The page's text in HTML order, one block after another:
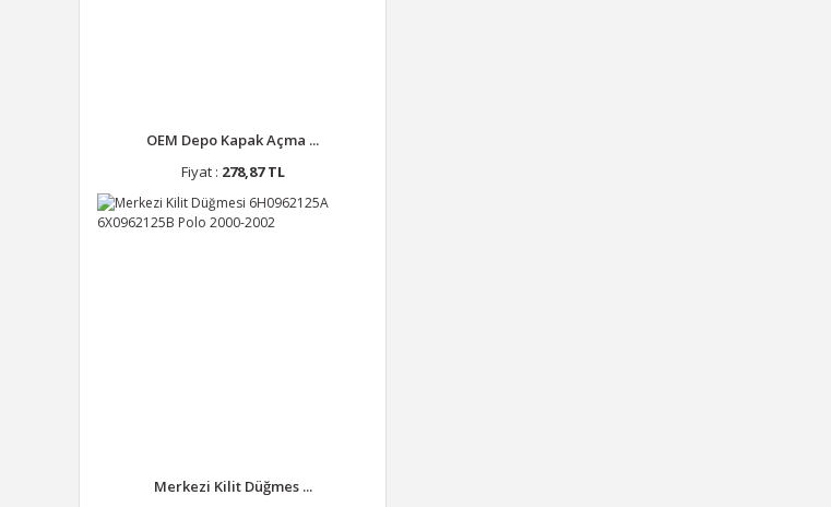
OEM Depo Kapak Açma ...
Fiyat : 278,87 TL
Merkezi Kilit Düğmes ...